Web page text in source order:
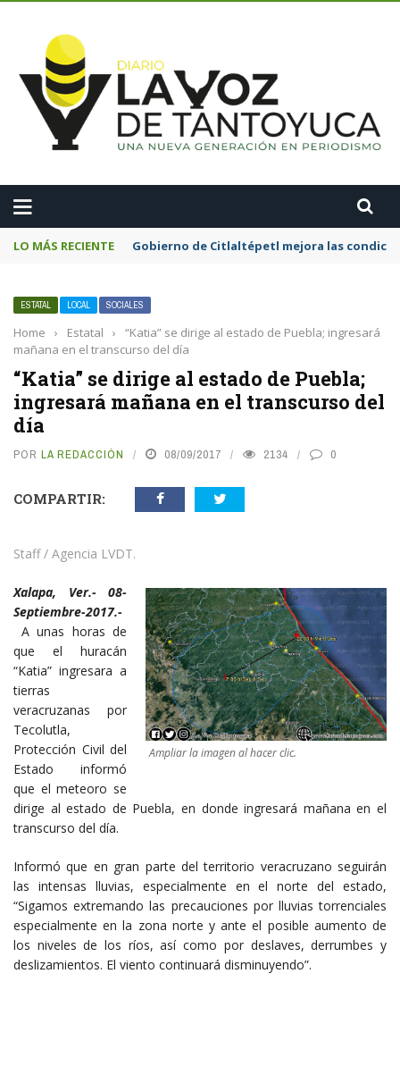
LO MÁS RECIENTE Gobierno de Citlaltépetl mejora las
ESTATAL LOCAL SOCIALES
Home › Estatal ›
“Katia” se dirige al estado de Puebla; ingresará
mañana en el transcurso del día
“Katia” se dirige al estado de Puebla;
ingresará mañana en el transcurso del
día
POR LA REDACCIÓN 08/09/2017 2134 0
COMPARTIR:
Staff / Agencia LVDT.
Ampliar la imagen al hacer clic.
Xalapa, Ver.- 08-
Septiembre-2017.-
A unas horas de
que el huracán
“Katia” ingresara a
tierras
veracruzanas por
Tecolutla,
Protección Civil del
Estado informó
que el meteoro se
dirige al estado de Puebla, en donde ingresará mañana en el
transcurso del día.
Informó que en gran parte del territorio veracruzano seguirán
las intensas lluvias, especialmente en el norte del estado,
“Sigamos extremando las precauciones por lluvias torrenciales
especialmente en la zona norte y ante el posible aumento de
los niveles de los ríos, así como por deslaves, derrumbes y
deslizamientos. El viento continuará disminuyendo”.